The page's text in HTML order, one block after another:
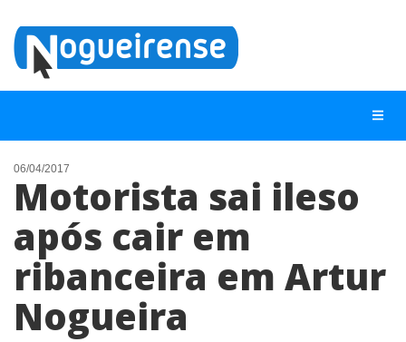
NOTÍCIAS
LISTA DIGITAL
TELEFONES ÚTEIS
CONTATO
06/04/2017
Motorista sai ileso
após cair em
ribanceira em Artur
Nogueira